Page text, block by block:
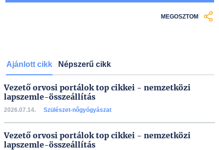
MEGOSZTOM
Ajánlott cikk Népszerű cikk
Vezető orvosi portálok top cikkei - nemzetközi
lapszemle-összeállítás
2026.07.14. Szülészet-nőgyógyászat
Vezető orvosi portálok top cikkei - nemzetközi
lapszemle-összeállítás